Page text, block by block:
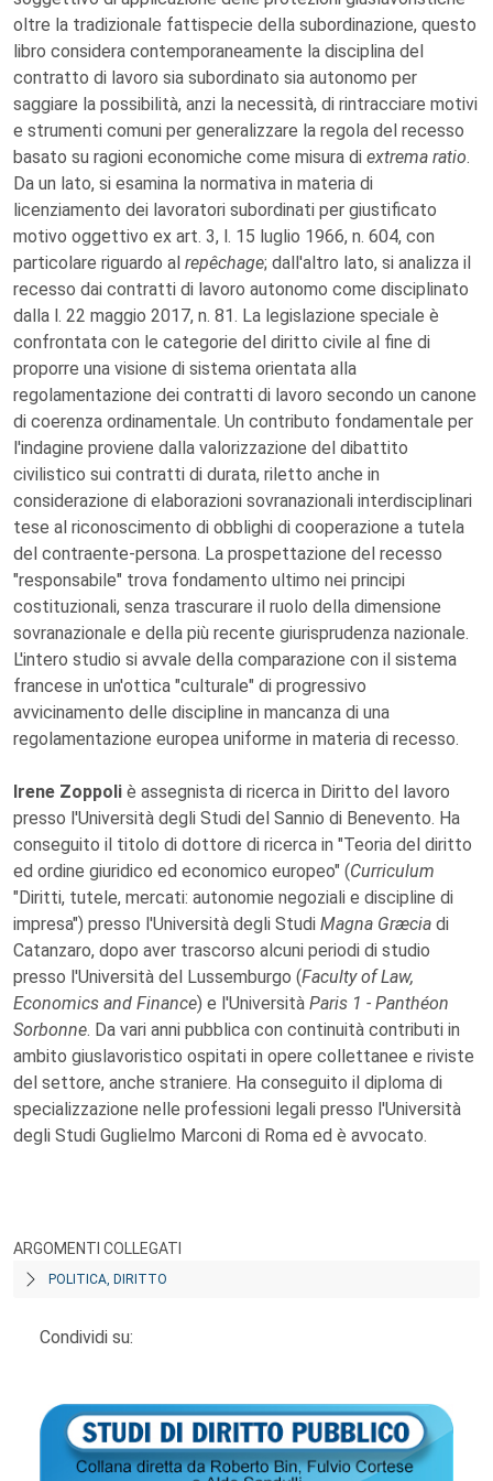
oltre la tradizionale fattispecie della subordinazione, questo
libro considera contemporaneamente la disciplina del
contratto di lavoro sia subordinato sia autonomo per
saggiare la possibilità, anzi la necessità, di rintracciare motivi
e strumenti comuni per generalizzare la regola del recesso
basato su ragioni economiche come misura di extrema ratio.
Da un lato, si esamina la normativa in materia di
licenziamento dei lavoratori subordinati per giustificato
motivo oggettivo ex art. 3, l. 15 luglio 1966, n. 604, con
particolare riguardo al repêchage; dall'altro lato, si analizza il
recesso dai contratti di lavoro autonomo come disciplinato
dalla l. 22 maggio 2017, n. 81. La legislazione speciale è
confrontata con le categorie del diritto civile al fine di
proporre una visione di sistema orientata alla
regolamentazione dei contratti di lavoro secondo un canone
di coerenza ordinamentale. Un contributo fondamentale per
l'indagine proviene dalla valorizzazione del dibattito
civilistico sui contratti di durata, riletto anche in
considerazione di elaborazioni sovranazionali interdisciplinari
tese al riconoscimento di obblighi di cooperazione a tutela
del contraente-persona. La prospettazione del recesso
"responsabile" trova fondamento ultimo nei principi
costituzionali, senza trascurare il ruolo della dimensione
sovranazionale e della più recente giurisprudenza nazionale.
L'intero studio si avvale della comparazione con il sistema
francese in un'ottica "culturale" di progressivo
avvicinamento delle discipline in mancanza di una
regolamentazione europea uniforme in materia di recesso.
Irene Zoppoli è assegnista di ricerca in Diritto del lavoro
presso l'Università degli Studi del Sannio di Benevento. Ha
conseguito il titolo di dottore di ricerca in "Teoria del diritto
ed ordine giuridico ed economico europeo" (Curriculum
"Diritti, tutele, mercati: autonomie negoziali e discipline di
impresa") presso l'Università degli Studi Magna Græcia di
Catanzaro, dopo aver trascorso alcuni periodi di studio
presso l'Università del Lussemburgo (Faculty of Law,
Economics and Finance) e l'Università Paris 1 - Panthéon
Sorbonne. Da vari anni pubblica con continuità contributi in
ambito giuslavoristico ospitati in opere collettanee e riviste
del settore, anche straniere. Ha conseguito il diploma di
specializzazione nelle professioni legali presso l'Università
degli Studi Guglielmo Marconi di Roma ed è avvocato.
ARGOMENTI COLLEGATI
POLITICA, DIRITTO
Condividi su: